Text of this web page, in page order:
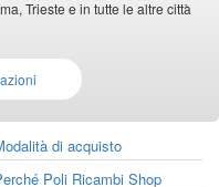
Trieste e in tutte le altre città
di acquisto
Poli Ricambi Shop